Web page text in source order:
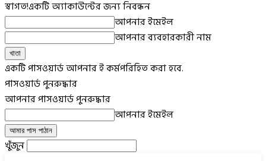
স্বাগত!একটি অ্যাকাউন্টের জন্য নিবন্ধন
আপনার ইমেইল
আপনার ব্যবহারকারী নাম
একটি পাসওয়ার্ড আপনার ই কর্মপরিহিত করা হবে.
পাসওয়ার্ড পুনরুদ্ধার
আপনার পাসওয়ার্ড পুনরুদ্ধার
আপনার ইমেইল
খুঁজুন